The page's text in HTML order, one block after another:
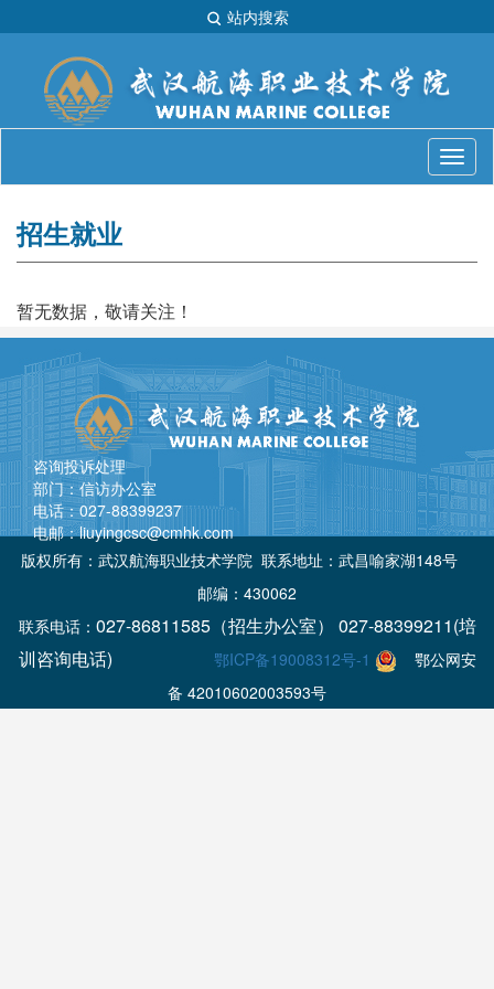
站内搜索
招生就业
暂无数据，敬请关注！
咨询投诉处理
部门：信访办公室
电话：027-88399237
电邮：liuyingcsc@cmhk.com
版权所有：武汉航海职业技术学院 联系地址：武昌喻家湖148号
邮编：430062
联系电话： 027-86811585（招生办公室） 027-88399211(培
训咨询电话) 鄂ICP备19008312号-1
鄂公网安
备 42010602003593号